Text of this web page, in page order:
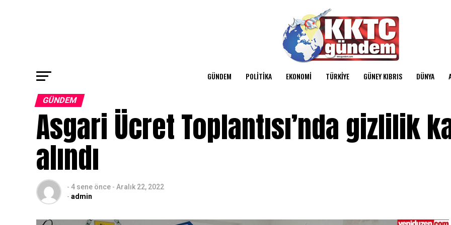
GÜNDEM POLITIKA EKONOMI TÜRKIYE GÜNEY KIBRIS DÜNYA
GÜNDEM
Asgari Ücret Toplantısı’nda gizlilik
alındı
- 4 sene önce - Aralık 22, 2022
- admin